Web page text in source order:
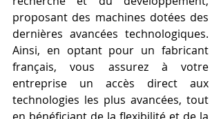
proposant des machines dotées des
dernières avancées technologiques.
Ainsi, en optant pour un fabricant
français, vous assurez à votre
entreprise un accès direct aux
technologies les plus avancées, tout